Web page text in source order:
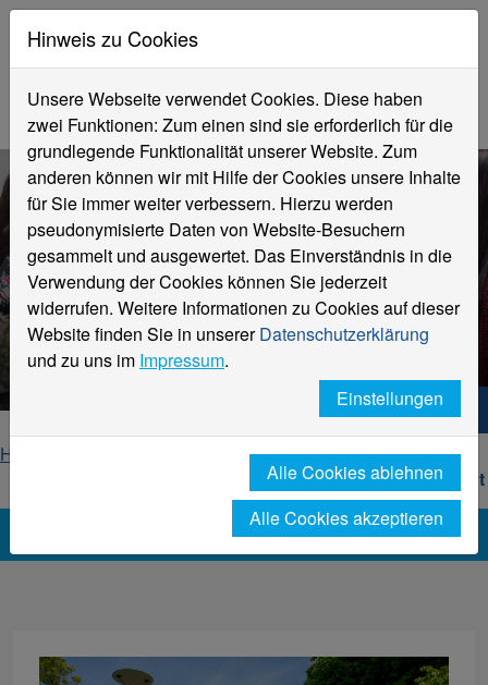
News für Studierende
vom Fachbereich Sozialwesen //
FB 06
Hochschule Niederrhein. Dein Weg.
Home
Fachbereich Sozialwesen
NEWS für Studierende - Einzelansicht
Hinweis zu Cookies
Unsere Webseite verwendet Cookies. Diese haben
zwei Funktionen: Zum einen sind sie erforderlich für die
grundlegende Funktionalität unserer Website. Zum
anderen können wir mit Hilfe der Cookies unsere Inhalte
für Sie immer weiter verbessern. Hierzu werden
pseudonymisierte Daten von Website-Besuchern
gesammelt und ausgewertet. Das Einverständnis in die
Verwendung der Cookies können Sie jederzeit
widerrufen. Weitere Informationen zu Cookies auf dieser
Website finden Sie in unsererDatenschutzerklärung
und zu uns im Impressum.
Einstellungen
Alle Cookies ablehnen
Alle Cookies akzeptieren